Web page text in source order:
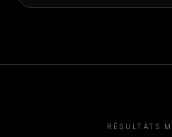
RÉSULTATS